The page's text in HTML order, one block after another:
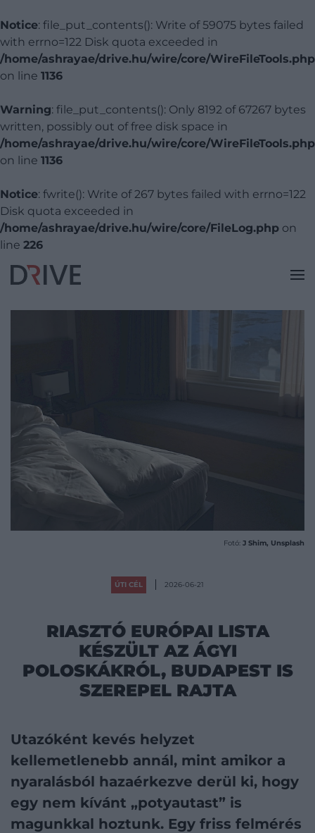
Notice: file_put_contents(): Write of 59075 bytes failed
with errno=122 Disk quota exceeded in
/home/ashrayae/drive.hu/wire/core/WireFileTools.php
on line 1136
Warning: file_put_contents(): Only 8192 of 67267 bytes
written, possibly out of free disk space in
/home/ashrayae/drive.hu/wire/core/WireFileTools.php
on line 1136
Notice: fwrite(): Write of 267 bytes failed with errno=122
Disk quota exceeded in
/home/ashrayae/drive.hu/wire/core/FileLog.php on
line 226
Fotó: J Shim, Unsplash
ÚTI CÉL 2026-06-21
RIASZTÓ EURÓPAI LISTA
KÉSZÜLT AZ ÁGYI
POLOSKÁKRÓL, BUDAPEST IS
SZEREPEL RAJTA
Utazóként kevés helyzet
kellemetlenebb annál, mint amikor a
nyaralásból hazaérkezve derül ki, hogy
egy nem kívánt „potyautast” is
magunkkal hoztunk. Egy friss felmérés